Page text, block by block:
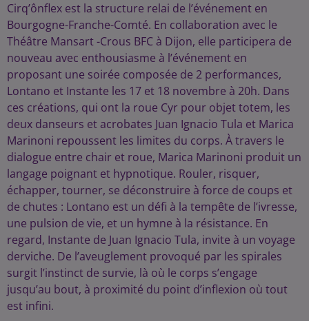
Cirq’ônflex est la structure relai de l’événement en
Bourgogne-Franche-Comté. En collaboration avec le
Théâtre Mansart -Crous BFC à Dijon, elle participera de
nouveau avec enthousiasme à l’événement en
proposant une soirée composée de 2 performances,
Lontano et Instante les 17 et 18 novembre à 20h. Dans
ces créations, qui ont la roue Cyr pour objet totem, les
deux danseurs et acrobates Juan Ignacio Tula et Marica
Marinoni repoussent les limites du corps. À travers le
dialogue entre chair et roue, Marica Marinoni produit un
langage poignant et hypnotique. Rouler, risquer,
échapper, tourner, se déconstruire à force de coups et
de chutes : Lontano est un défi à la tempête de l’ivresse,
une pulsion de vie, et un hymne à la résistance. En
regard, Instante de Juan Ignacio Tula, invite à un voyage
derviche. De l’aveuglement provoqué par les spirales
surgit l’instinct de survie, là où le corps s’engage
jusqu’au bout, à proximité du point d’inflexion où tout
est infini.